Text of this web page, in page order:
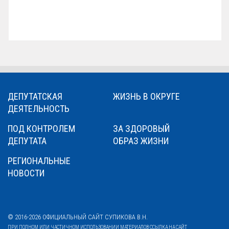
ДЕПУТАТСКАЯ
ДЕЯТЕЛЬНОСТЬ
ЖИЗНЬ В ОКРУГЕ
ПОД КОНТРОЛЕМ
ДЕПУТАТА
ЗА ЗДОРОВЫЙ
ОБРАЗ ЖИЗНИ
РЕГИОНАЛЬНЫЕ
НОВОСТИ
© 2016-2026 ОФИЦИАЛЬНЫЙ САЙТ СУПИКОВА В.Н.
ПРИ ПОЛНОМ ИЛИ ЧАСТИЧНОМ ИСПОЛЬЗОВАНИИ МАТЕРИАЛОВ ССЫЛКА НА САЙТ